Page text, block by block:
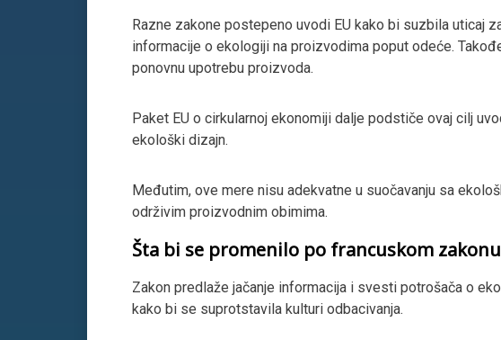
Razne zakone postepeno uvodi EU kako bi suzbila uticaj
informacije o ekologiji na proizvodima poput odeće.
ponovnu upotrebu proizvoda.
Paket EU o cirkularnoj ekonomiji dalje podstiče ovaj cilj
ekološki dizajn.
Međutim, ove mere nisu adekvatne u suočavanju sa
održivim proizvodnim obimima.
Šta bi se promenilo po francuskom
Zakon predlaže jačanje informacija i svesti potrošača o
kako bi se suprotstavila kulturi odbacivanja.